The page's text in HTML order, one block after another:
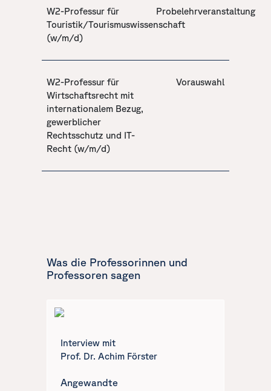
W2-Professur für
Touristik/Tourismuswissenschaft
(w/m/d)
Probelehrveranstaltung
W2-Professur für
Wirtschaftsrecht mit
internationalem Bezug,
gewerblicher
Rechtsschutz und IT-
Recht (w/m/d)
Vorauswahl
Was die Professorinnen und
Professoren sagen
Interview mit
Prof. Dr. Achim Förster
Angewandte